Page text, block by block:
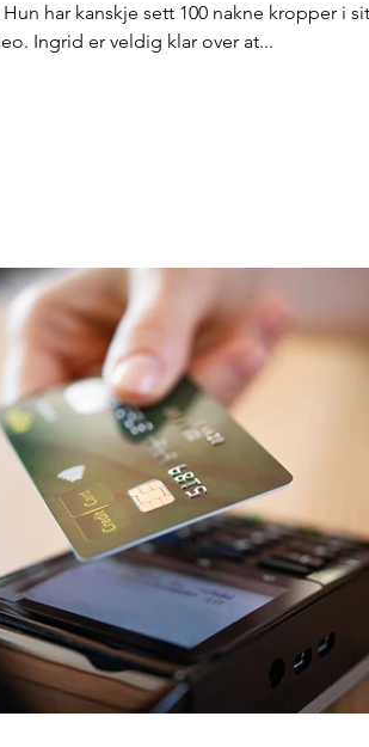
har kanskje sett 100 nakne kropper i
Ingrid er veldig klar over at...